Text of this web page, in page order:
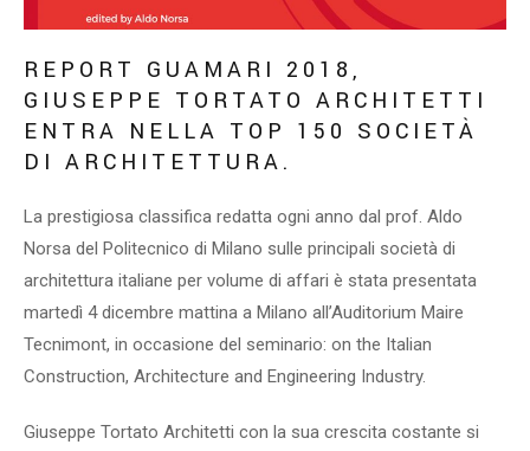
REPORT GUAMARI 2018,
GIUSEPPE TORTATO ARCHITETTI
ENTRA NELLA TOP 150 SOCIETÀ
DI ARCHITETTURA.
La prestigiosa classifica redatta ogni anno dal prof. Aldo
Norsa del Politecnico di Milano sulle principali società di
architettura italiane per volume di affari è stata presentata
martedì 4 dicembre mattina a Milano all’Auditorium Maire
Tecnimont, in occasione del seminario: on the Italian
Construction, Architecture and Engineering Industry.
Giuseppe Tortato Architetti con la sua crescita costante si